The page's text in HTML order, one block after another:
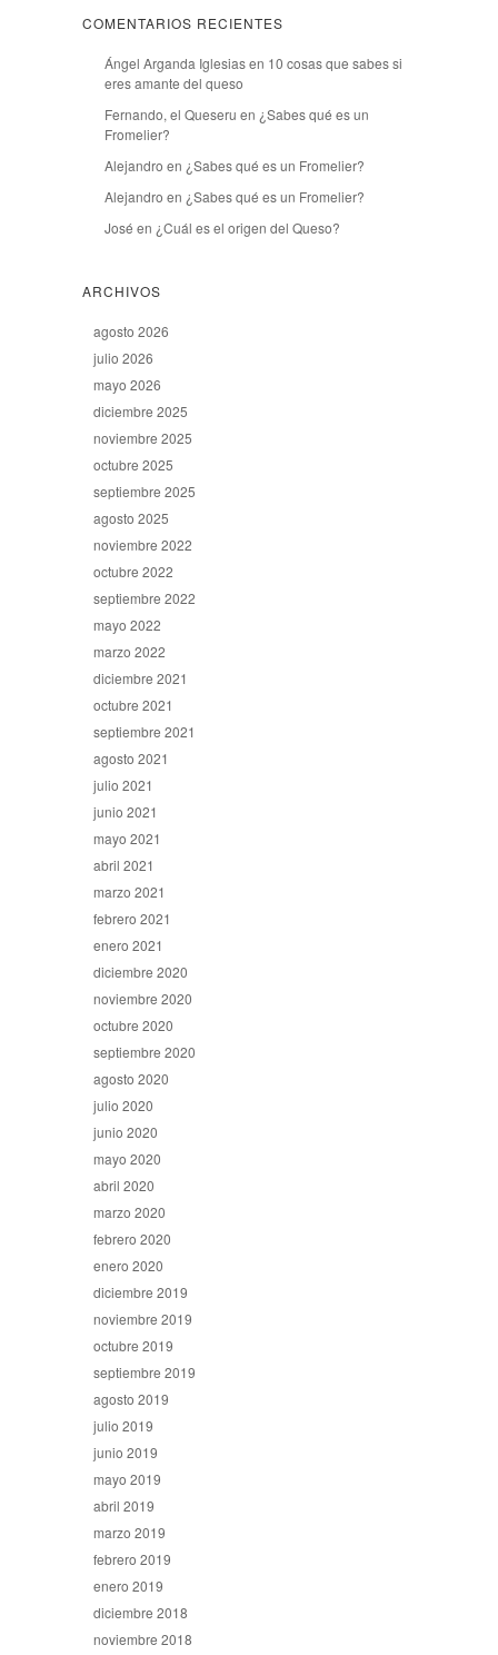
COMENTARIOS RECIENTES
Ángel Arganda Iglesiasen 10 cosas que sabes si
eres amante del queso
Fernando, el Queseru en ¿Sabes qué es un
Fromelier?
Alejandro en ¿Sabes qué es un Fromelier?
Alejandro en ¿Sabes qué es un Fromelier?
José en ¿Cuál es el origen del Queso?
ARCHIVOS
agosto 2026
julio 2026
mayo 2026
diciembre 2025
noviembre 2025
octubre 2025
septiembre 2025
agosto 2025
noviembre 2022
octubre 2022
septiembre 2022
mayo 2022
marzo 2022
diciembre 2021
octubre 2021
septiembre 2021
agosto 2021
julio 2021
junio 2021
mayo 2021
abril 2021
marzo 2021
febrero 2021
enero 2021
diciembre 2020
noviembre 2020
octubre 2020
septiembre 2020
agosto 2020
julio 2020
junio 2020
mayo 2020
abril 2020
marzo 2020
febrero 2020
enero 2020
diciembre 2019
noviembre 2019
octubre 2019
septiembre 2019
agosto 2019
julio 2019
junio 2019
mayo 2019
abril 2019
marzo 2019
febrero 2019
enero 2019
diciembre 2018
noviembre 2018